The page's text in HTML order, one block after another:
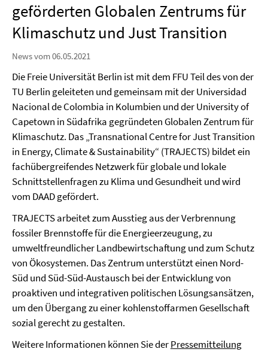
geförderten Globalen Zentrums für
Klimaschutz und Just Transition
News vom 06.05.2021
Die Freie Universität Berlin ist mit dem FFU Teil des von der
TU Berlin geleiteten und gemeinsam mit der Universidad
Nacional de Colombia in Kolumbien und der University of
Capetown in Südafrika gegründeten Globalen Zentrum für
Klimaschutz. Das „Transnational Centre for Just Transition
in Energy, Climate & Sustainability“ (TRAJECTS) bildet ein
fachübergreifendes Netzwerk für globale und lokale
Schnittstellenfragen zu Klima und Gesundheit und wird
vom DAAD gefördert.
TRAJECTS arbeitet zum Ausstieg aus der Verbrennung
fossiler Brennstoffe für die Energieerzeugung, zu
umweltfreundlicher Landbewirtschaftung und zum Schutz
von Ökosystemen. Das Zentrum unterstützt einen Nord-
Süd und Süd-Süd-Austausch bei der Entwicklung von
proaktiven und integrativen politischen Lösungsansätzen,
um den Übergang zu einer kohlenstoffarmen Gesellschaft
sozial gerecht zu gestalten.
Weitere Informationen können Sie derPressemitteilung